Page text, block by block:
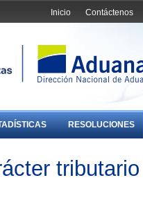
Contáctenos
Inicio
RESOLUCIONES
tributario